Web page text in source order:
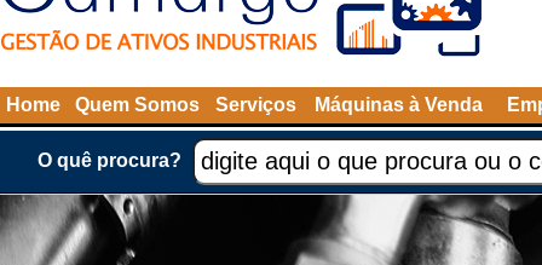
Home Quem Somos Serviços Máquinas à Venda
O quê procura?